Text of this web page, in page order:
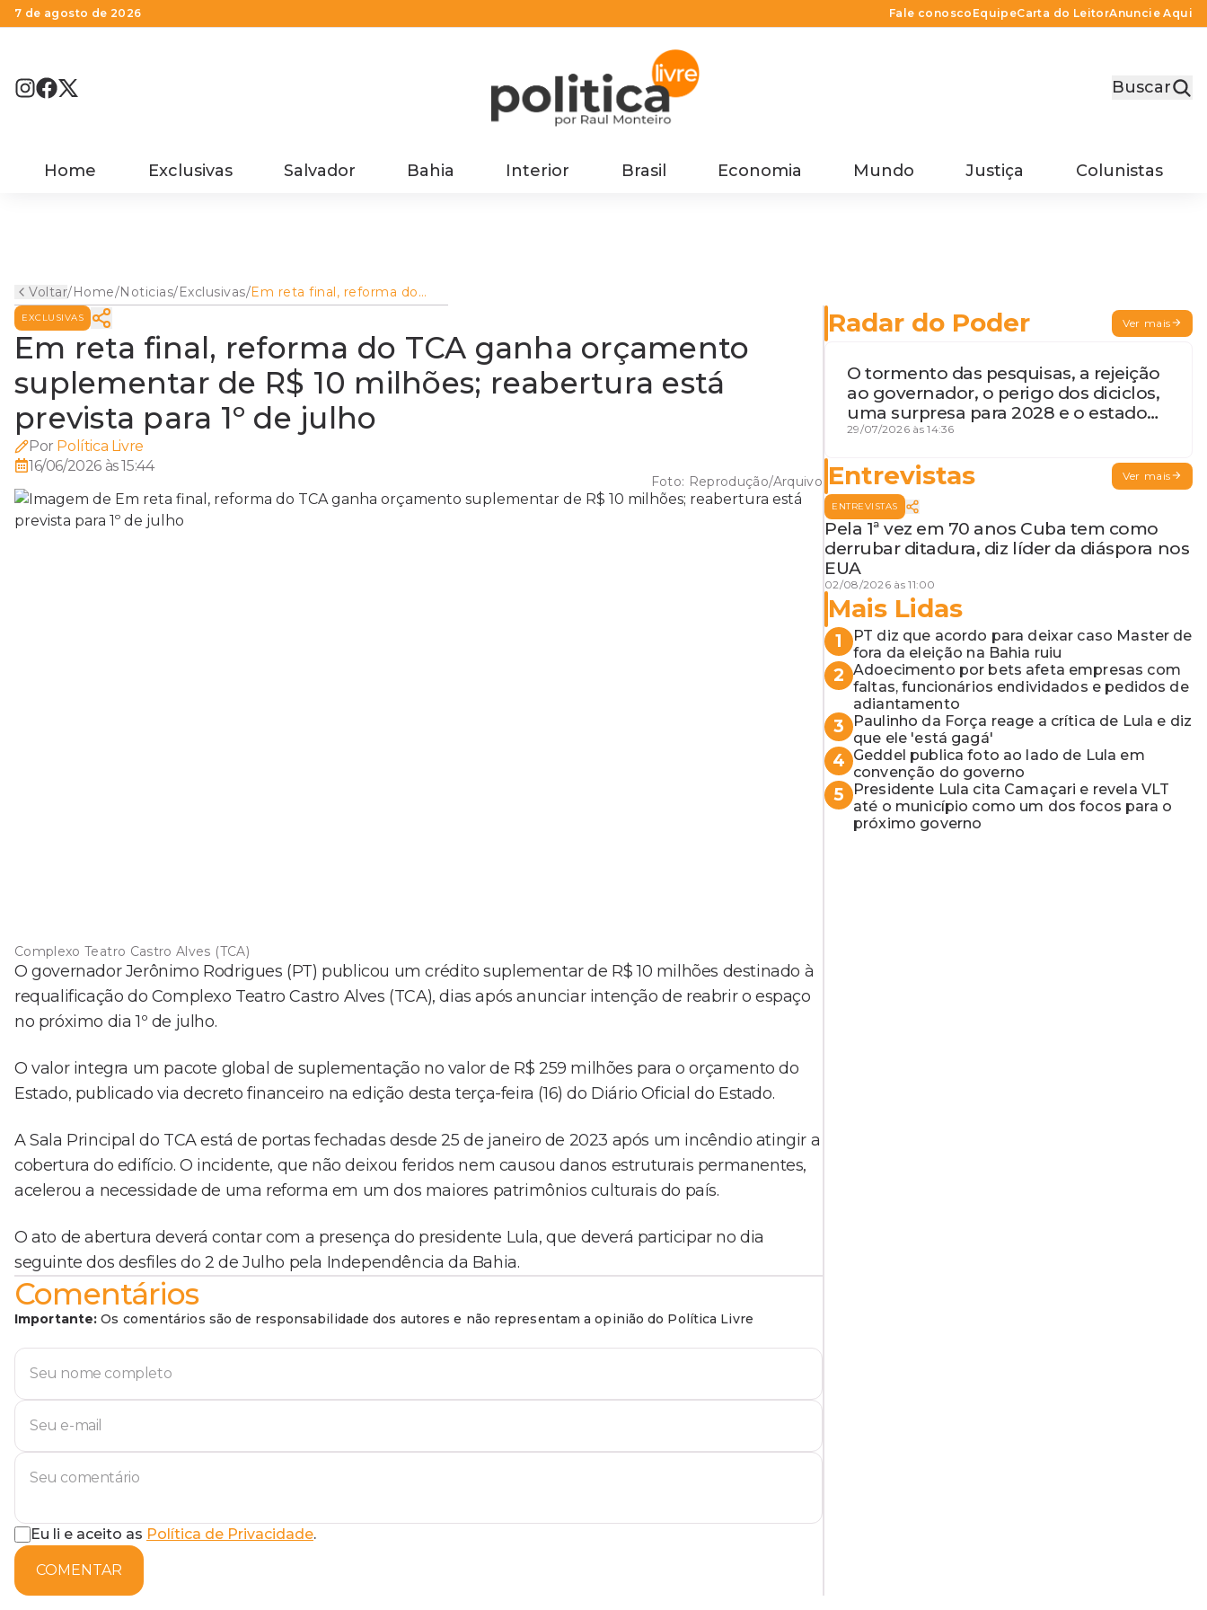
7 de agosto de 2026 Fale conosco EquipeCarta do LeitorAnuncie Aqui
Buscar
Home Exclusivas Salvador Bahia Interior Brasil Economia Mundo Justiça Colunistas
Voltar/Home/Noticias/Exclusivas/Em reta final, reforma do
TCA ganha orçamento
milhões; reabertura está
prevista para 1º de julho
EXCLUSIVAS
Em reta final, reforma do TCA ganha orçamento
suplementar de R$ 10 milhões; reabertura está
prevista para 1º de julho
Por Política Livre
16/06/2026 às 15:44
Foto: Reprodução/Arquivo
Complexo Teatro Castro Alves (TCA)
O governador Jerônimo Rodrigues (PT) publicou um crédito suplementar de R$ 10 milhões destinado à
requalificação do Complexo Teatro Castro Alves (TCA), dias após anunciar intenção de reabrir o espaço
no próximo dia 1º de julho.
O valor integra um pacote global de suplementação no valor de R$ 259 milhões para o orçamento do
Estado, publicado via decreto financeiro na edição desta terça-feira (16) do Diário Oficial do Estado.
A Sala Principal do TCA está de portas fechadas desde 25 de janeiro de 2023 após um incêndio atingir a
cobertura do edifício. O incidente, que não deixou feridos nem causou danos estruturais permanentes,
acelerou a necessidade de uma reforma em um dos maiores patrimônios culturais do país.
O ato de abertura deverá contar com a presença do presidente Lula, que deverá participar no dia
seguinte dos desfiles do 2 de Julho pela Independência da Bahia.
Comentários
Importante: Os comentários são de responsabilidade dos autores e não representam a opinião do Política Livre
Eu li e aceito as Política de Privacidade.
COMENTAR
Radar do Poder Ver mais
O tormento das pesquisas, a rejeição
ao governador, o perigo dos diciclos,
uma surpresa para 2028 e o estado
de terceira guerra mundial
29/07/2026 às 14:36
Entrevistas Ver mais
ENTREVISTAS
Pela 1ª vez em 70 anos Cuba tem como
derrubar ditadura, diz líder da diáspora nos
EUA
02/08/2026 às 11:00
Mais Lidas
1
PT diz que acordo para deixar caso Master de
fora da eleição na Bahia ruiu
2 Adoecimento por bets afeta empresas com
faltas, funcionários endividados e pedidos de
adiantamento
3
Paulinho da Força reage a crítica de Lula e diz
que ele 'está gagá'
4 Geddel publica foto ao lado de Lula em
convenção do governo
5
Presidente Lula cita Camaçari e revela VLT
até o município como um dos focos para o
próximo governo